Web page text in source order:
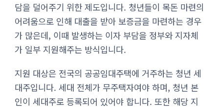
담을 덜어주기 위한 제도입니다. 청년들이 목돈 마련의
어려움으로 인해 대출을 받아 보증금을 마련하는 경우
가 많은데, 이때 발생하는 이자 부담을 정부와 지자체
가 일부 지원해주는 방식입니다.
지원 대상은 전국의 공공임대주택에 거주하는 청년 세
대주입니다. 세대 전체가 무주택자여야 하며, 청년 본
인이 세대주로 등록되어 있어야 합니다. 또한 해당 지